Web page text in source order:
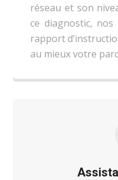
réseau et son
ce diagnostic,
rapport
au mieux votre